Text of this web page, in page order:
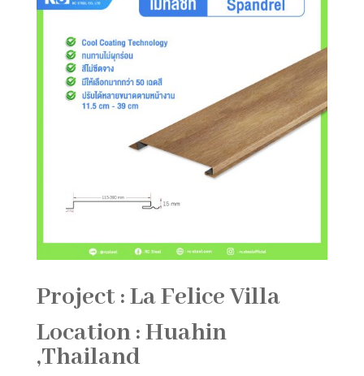
Project : La Felice Villa
Location : Huahin
,Thailand